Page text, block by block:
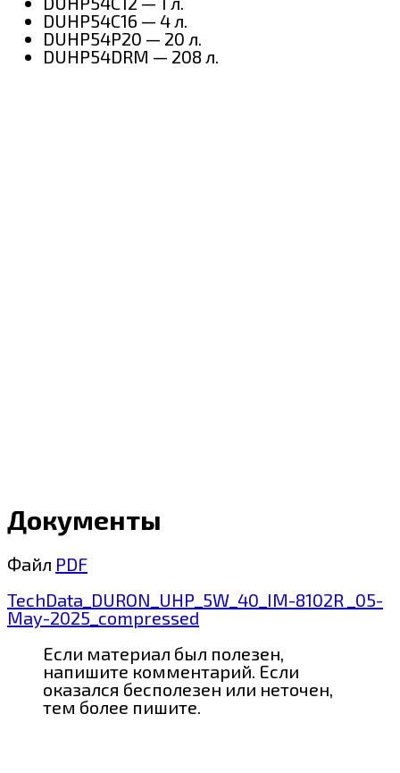
DUHP54C16 — 4 л.
DUHP54P20 — 20 л.
DUHP54DRM — 208 л.
Документы
Файл PDF
TechData_DURON_UHP_5W_40_IM-8102R _05-
May-2025_compressed
Если материал был полезен,
напишите комментарий. Если
оказался бесполезен или неточен,
тем более пишите.